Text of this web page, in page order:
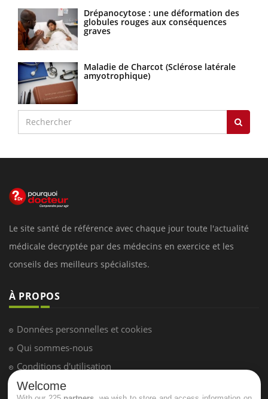
Drépanocytose : une déformation des
globules rouges aux conséquences
graves
Maladie de Charcot (Sclérose latérale
amyotrophique)
Le site santé de référence avec chaque jour toute l'actualité
médicale decryptée par des médecins en exercice et les
conseils des meilleurs spécialistes.
À PROPOS
Données personnelles et cookies
Qui sommes-nous
Conditions d'utilisation
Plan du site
Welcome